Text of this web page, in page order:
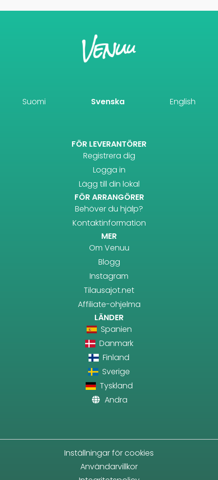
Suomi Svenska English
FÖR LEVERANTÖRER
Registrera dig
Logga in
Lägg till din lokal
FÖR ARRANGÖRER
Behöver du hjälp?
Kontaktinformation
MER
Om Venuu
Blogg
Instagram
Tilausajot.net
Affiliate-ohjelma
LÄNDER
Spanien
Danmark
Finland
Sverige
Tyskland
Andra
Inställningar för cookies
Användarvillkor